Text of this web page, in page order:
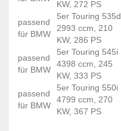
KW, 272 PS
passend
für BMW
5er Touring 535d
2993 ccm, 210
KW, 286 PS
passend
für BMW
5er Touring 545i
4398 ccm, 245
KW, 333 PS
passend
für BMW
5er Touring 550i
4799 ccm, 270
KW, 367 PS